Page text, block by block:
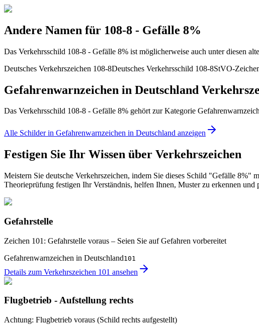
Andere Namen für 108-8 - Gefälle 8%
Das Verkehrsschild 108-8 - Gefälle 8% ist möglicherweise auch unter diesen
Deutsches Verkehrszeichen 108-8Deutsches Verkehrsschild 108-8StVO-
Gefahrenwarnzeichen in Deutschland
Das Verkehrsschild 108-8 - Gefälle 8% gehört zur Kategorie
Alle Schilder in Gefahrenwarnzeichen in Deutschland anzeigen
Festigen Sie Ihr Wissen über Verkehrszeichen
Meistern Sie deutsche Verkehrszeichen, indem Sie dieses Schild "Gefälle
Theorieprüfung festigen Ihr Verständnis, helfen Ihnen, Muster zu erkennen
Gefahrstelle
Zeichen 101: Gefahrstelle voraus – Seien Sie auf Gefahren vorbereitet
Gefahrenwarnzeichen in Deutschland101
Details zum Verkehrszeichen 101 ansehen
Flugbetrieb - Aufstellung rechts
Achtung: Flugbetrieb voraus (Schild rechts aufgestellt)